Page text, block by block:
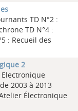
TD N°2 :
TD N°4 :
: Recueil des
2
2003 à 2013
Électronique